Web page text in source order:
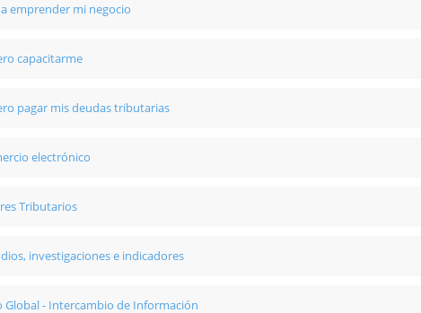
emprender mi negocio
capacitarme
pagar mis deudas tributarias
electrónico
Tributarios
investigaciones e indicadores
Global - Intercambio de Información